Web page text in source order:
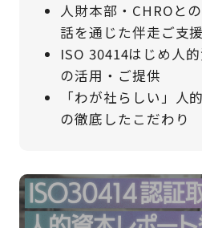
人財本部・CHROと
話を通じた伴走ご支援​
ISO 30414はじめ人
の活用・ご提供
「わが社らしい」人
の徹底したこだわり